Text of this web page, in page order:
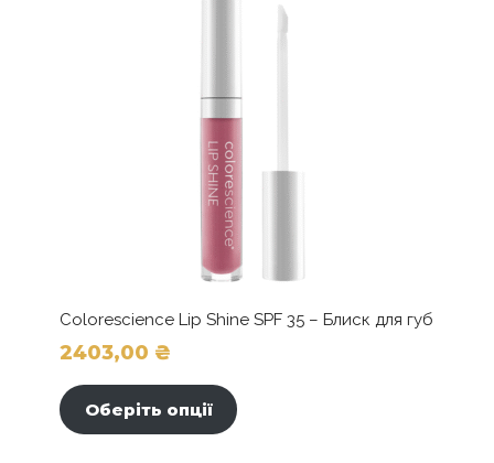
Colorescience Lip Shine SPF 35 – Блиск для губ
2403,00 ₴
Оберіть опції